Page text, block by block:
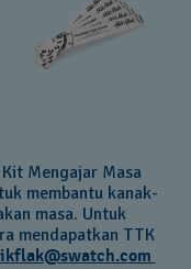
Mengajar Masa
membantu kanak-
masa. Untuk
mendapatkan TTK